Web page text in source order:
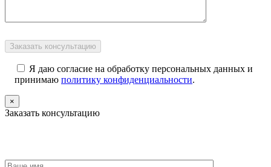
Я даю согласие на обработку персональных данных и
принимаю политику конфиденциальности.
×
Заказать консультацию